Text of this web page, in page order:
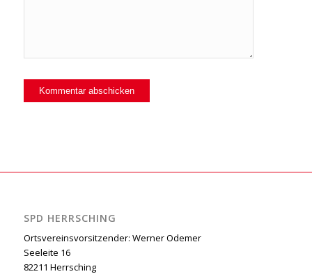
SPD HERRSCHING
Ortsvereinsvorsitzender: Werner Odemer
Seeleite 16
82211 Herrsching